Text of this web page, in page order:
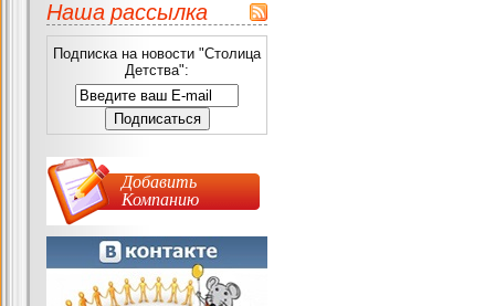
Наша рассылка
Подписка на новости "Столица
Детства":
Добавить
Компанию